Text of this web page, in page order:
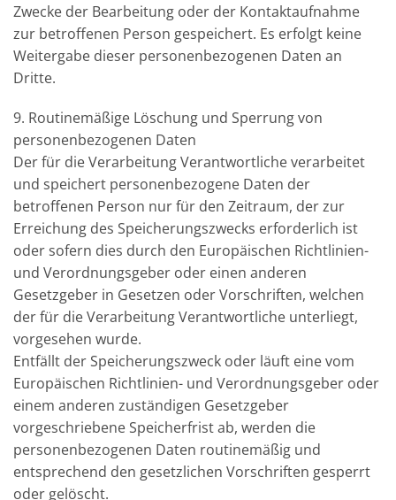
Zwecke der Bearbeitung oder der Kontaktaufnahme
zur betroffenen Person gespeichert. Es erfolgt keine
Weitergabe dieser personenbezogenen Daten an
Dritte.
9. Routinemäßige Löschung und Sperrung von
personenbezogenen Daten
Der für die Verarbeitung Verantwortliche verarbeitet
und speichert personenbezogene Daten der
betroffenen Person nur für den Zeitraum, der zur
Erreichung des Speicherungszwecks erforderlich ist
oder sofern dies durch den Europäischen Richtlinien-
und Verordnungsgeber oder einen anderen
Gesetzgeber in Gesetzen oder Vorschriften, welchen
der für die Verarbeitung Verantwortliche unterliegt,
vorgesehen wurde.
Entfällt der Speicherungszweck oder läuft eine vom
Europäischen Richtlinien- und Verordnungsgeber oder
einem anderen zuständigen Gesetzgeber
vorgeschriebene Speicherfrist ab, werden die
personenbezogenen Daten routinemäßig und
entsprechend den gesetzlichen Vorschriften gesperrt
oder gelöscht.